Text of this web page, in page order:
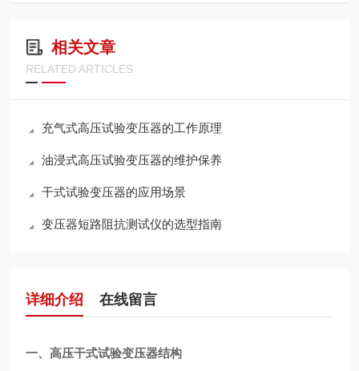
相关文章
RELATED ARTICLES
充气式高压试验变压器的工作原理
油浸式高压试验变压器的维护保养
干式试验变压器的应用场景
变压器短路阻抗测试仪的选型指南
详细介绍 在线留言
一、 高压干式试验变压器结构